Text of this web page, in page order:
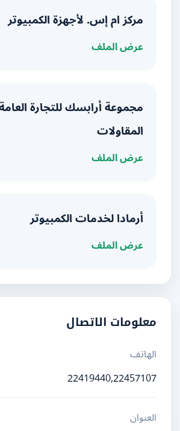
مركز ام إس. لأجهزة الكمبيوتر
عرض الملف
مجموعة أرابسك للتجارة العامة و
المقاولات
عرض الملف
أرمادا لخدمات الكمبيوتر
عرض الملف
معلومات الاتصال
الهاتف
22419440,22457107
العنوان